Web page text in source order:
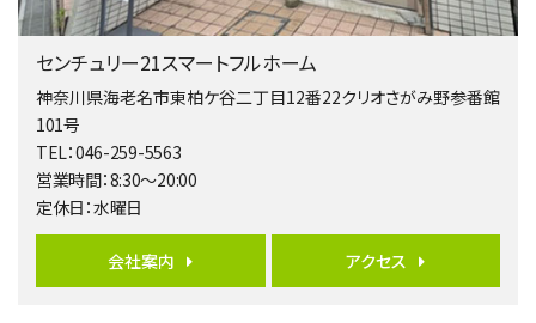
第5位
3,680万円
バ19分・ 歩8分
開放感があり日当たり良好な南西・北西角地区画。 …
第6位
4ＬＤＫ
さがみ野駅
センチュリー21スマートフルホーム
神奈川県海老名市東柏ケ谷二丁目12番22クリオさがみ野参番館
101号
TEL：046-259-5563
営業時間：8:30～20:00
定休日：水曜日
会社案内 アクセス